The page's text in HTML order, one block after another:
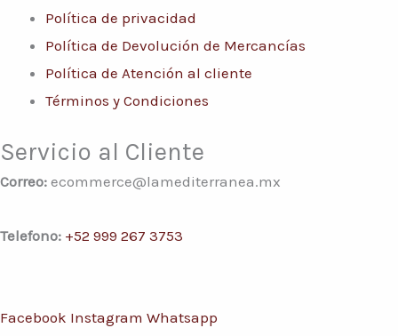
Política de privacidad
Política de Devolución de Mercancías
Política de Atención al cliente
Términos y Condiciones
Servicio al Cliente
Correo: ecommerce@lamediterranea.mx
Telefono: +52 999 267 3753
Facebook Instagram Whatsapp